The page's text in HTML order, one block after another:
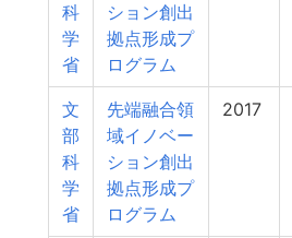
科
学
省
ション創出
拠点形成プ
ログラム
文
部
科
学
省
先端融合領
域イノベー
ション創出
拠点形成プ
ログラム
2017